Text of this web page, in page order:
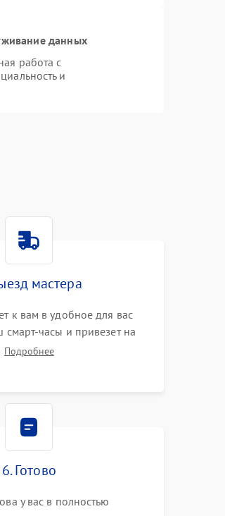
данных
работа с
и
мастера
к вам в удобное для вас
смарт-часы и привезет на
Подробнее
6. Готово
у вас в полностью